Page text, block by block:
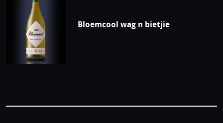
Bloemcool wag n bietjie